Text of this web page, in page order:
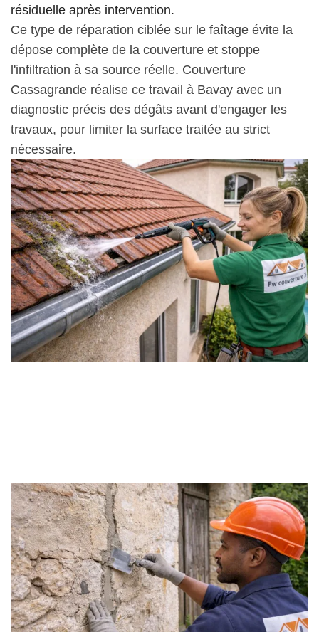
résiduelle après intervention.
Ce type de réparation ciblée sur le faîtage évite la
dépose complète de la couverture et stoppe
l'infiltration à sa source réelle. Couverture
Cassagrande réalise ce travail à Bavay avec un
diagnostic précis des dégâts avant d'engager les
travaux, pour limiter la surface traitée au strict
nécessaire.